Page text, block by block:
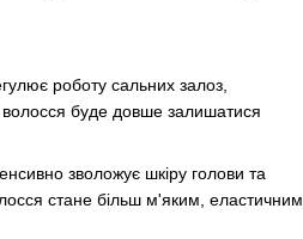
роботу сальних залоз,
буде довше залишатися
зволожує шкіру голови та
стане більш м'яким, еластичним